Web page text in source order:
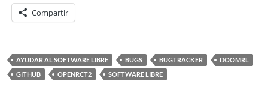
Compartir
AYUDAR AL SOFTWARE LIBRE BUGS BUGTRACKER
DOOMRL
GITHUB
OPENRCT2 SOFTWARE LIBRE